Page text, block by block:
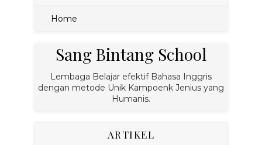
Home
Sang Bintang School
Lembaga Belajar efektif Bahasa Inggris
dengan metode Unik Kampoenk Jenius yang
Humanis.
ARTIKEL